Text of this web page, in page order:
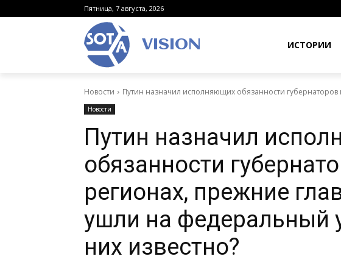
Пятница, 7 августа, 2026
VISION ИСТОРИИ
Новости Путин назначил исполняющих обязанности
Новости
Путин назначил
обязанности
регионах, прежние
ушли на федеральный
них известно?